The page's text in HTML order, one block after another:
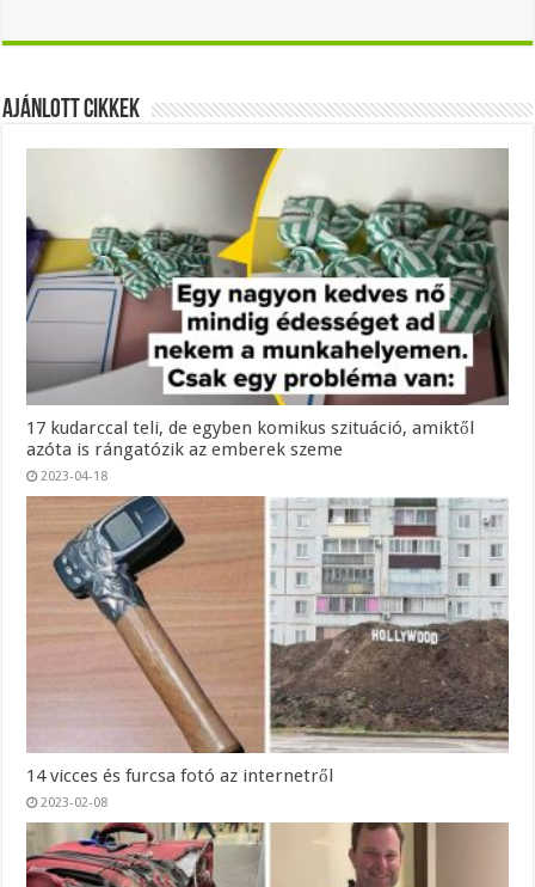
Ajánlott Cikkek
17 kudarccal teli, de egyben komikus szituáció, amiktől
azóta is rángatózik az emberek szeme
2023-04-18
14 vicces és furcsa fotó az internetről
2023-02-08